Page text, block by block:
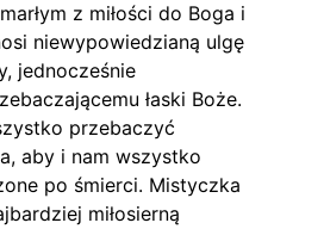
z miłości do Boga i
niewypowiedzianą ulgę
jednocześnie
łaski Boże.
przebaczyć
aby i nam wszystko
po śmierci. Mistyczka
miłosierną